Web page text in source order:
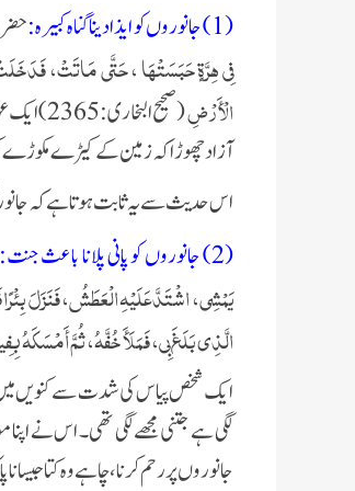
(1) جانوروں کو ایذا دینا گناہ کبیرہ:
فِي هِرَّةٍ حَبَسَتْهَا ، حَتَّى مَاتَتْ،
الْأَرْضِ
(صحیح
آزاد چھوڑا کہ زمین کے کیڑے مکوڑے
اس حدیث سے یہ ثابت ہوتا ہے کہ جانور
(2) جانوروں کو پانی پلانا باعث جنت:
يَمْشِي، اشْتَدَّ عَلَيْهِ الْعَطَشُ، فَنَزَلَ
الَّذِي بَلَغَ بِي، فَمَلَأَ خُفَّهُ، ثُمَّ أَمْسَكَهُ
ایک شخص پیاس کی شدت سے کنویں میں
لگی ہے جتنی مجھے لگی تھی۔ اس نے اپنا
جانوروں پر رحم کرنا، چاہے وہ کتا جیسا